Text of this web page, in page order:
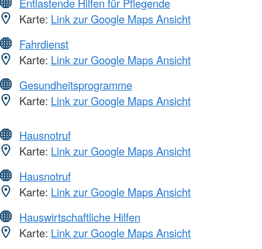
Karte: Link zur Google Maps Ansicht
Fahrdienst
Karte: Link zur Google Maps Ansicht
Gesundheitsprogramme
Karte: Link zur Google Maps Ansicht
Hausnotruf
Karte: Link zur Google Maps Ansicht
Hausnotruf
Karte: Link zur Google Maps Ansicht
Hauswirtschaftliche Hilfen
Karte: Link zur Google Maps Ansicht